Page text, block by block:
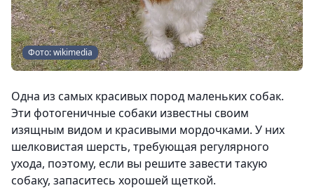
Фото: wikimedia
Одна из самых красивых пород маленьких собак.
Эти фотогеничные собаки известны своим
изящным видом и красивыми мордочками. У них
шелковистая шерсть, требующая регулярного
ухода, поэтому, если вы решите завести такую ​​
собаку, запаситесь хорошей щеткой.